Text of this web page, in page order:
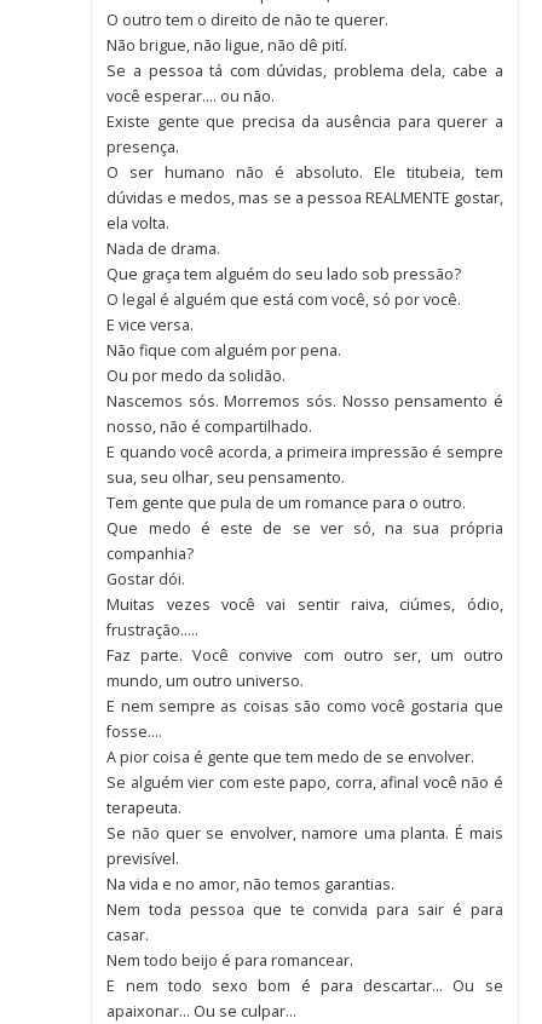
O outro tem o direito de não te querer.
Não brigue, não ligue, não dê pití.
Se a pessoa tá com dúvidas, problema dela, cabe a
você esperar…. ou não.
Existe gente que precisa da ausência para querer a
presença.
O ser humano não é absoluto. Ele titubeia, tem
dúvidas e medos, mas se a pessoa REALMENTE gostar,
ela volta.
Nada de drama.
Que graça tem alguém do seu lado sob pressão?
O legal é alguém que está com você, só por você.
E vice versa.
Não fique com alguém por pena.
Ou por medo da solidão.
Nascemos sós. Morremos sós. Nosso pensamento é
nosso, não é compartilhado.
E quando você acorda, a primeira impressão é sempre
sua, seu olhar, seu pensamento.
Tem gente que pula de um romance para o outro.
Que medo é este de se ver só, na sua própria
companhia?
Gostar dói.
Muitas vezes você vai sentir raiva, ciúmes, ódio,
frustração…..
Faz parte. Você convive com outro ser, um outro
mundo, um outro universo.
E nem sempre as coisas são como você gostaria que
fosse….
A pior coisa é gente que tem medo de se envolver.
Se alguém vier com este papo, corra, afinal você não é
terapeuta.
Se não quer se envolver, namore uma planta. É mais
previsível.
Na vida e no amor, não temos garantias.
Nem toda pessoa que te convida para sair é para
casar.
Nem todo beijo é para romancear.
E nem todo sexo bom é para descartar… Ou se
apaixonar… Ou se culpar…